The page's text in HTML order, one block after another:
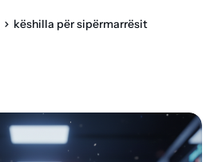
këshilla për sipërmarrësit